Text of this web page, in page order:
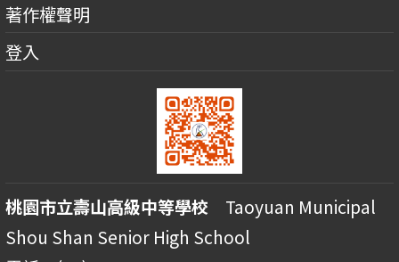
著作權聲明
登入
桃園市立壽山高級中等學校 Taoyuan Municipal
Shou Shan Senior High School